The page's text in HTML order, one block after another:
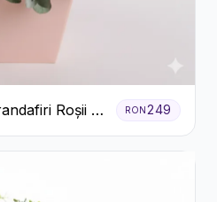
Roșii și
RON249